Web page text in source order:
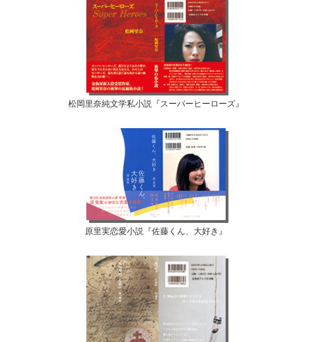
松岡里奈純文学私小説『スーパーヒーローズ』
原里実恋愛小説『佐藤くん、大好き』